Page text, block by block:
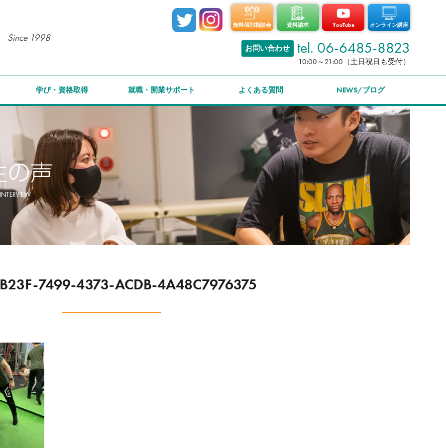
Since 1998
無料個別相談会 資料請求 YouTube オンライン講座
お問い合わせ tel. 06-6485-8823
10:00～21:00（土日祝日も受付）
学び・資格取得 就職・開業サポート よくある質問 NEWS/ブログ
7499-4373-ACDB-4A48C7976375